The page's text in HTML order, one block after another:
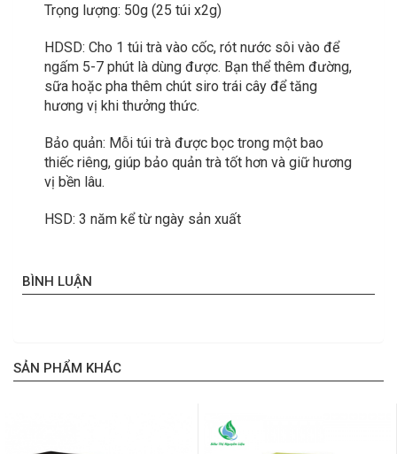
Trọng lượng: 50g (25 túi x2g)
HDSD: Cho 1 túi trà vào cốc, rót nước sôi vào để
ngấm 5-7 phút là dùng được. Bạn thể thêm đường,
sữa hoặc pha thêm chút siro trái cây để tăng
hương vị khi thưởng thức.
Bảo quản: Mỗi túi trà được bọc trong một bao
thiếc riêng, giúp bảo quản trà tốt hơn và giữ hương
vị bền lâu.
HSD: 3 năm kể từ ngày sản xuất
BÌNH LUẬN
SẢN PHẨM KHÁC